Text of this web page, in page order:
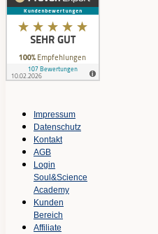
Impressum
Datenschutz
Kontakt
AGB
Login
Soul&Science
Academy
Kunden
Bereich
Affiliate